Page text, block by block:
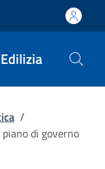
/
di governo